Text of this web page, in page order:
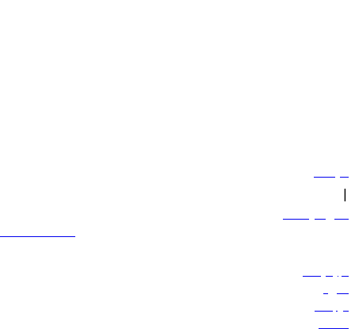
سياساتنا
|
الشروط والأحكام
600 544 445
حجز الرحلات
العروض
الوجهات
الأمتعة